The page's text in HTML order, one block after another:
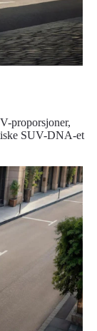
proporsjoner,
SUV-DNA-et